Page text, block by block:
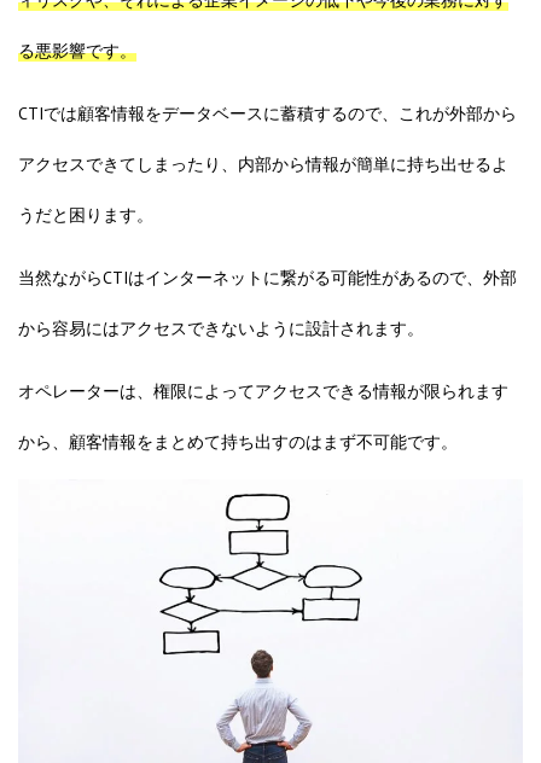
る悪影響です。
CTIでは顧客情報をデータベースに蓄積するので、これが外部から
アクセスできてしまったり、内部から情報が簡単に持ち出せるよ
うだと困ります。
当然ながらCTIはインターネットに繋がる可能性があるので、外部
から容易にはアクセスできないように設計されます。
オペレーターは、権限によってアクセスできる情報が限られます
から、顧客情報をまとめて持ち出すのはまず不可能です。